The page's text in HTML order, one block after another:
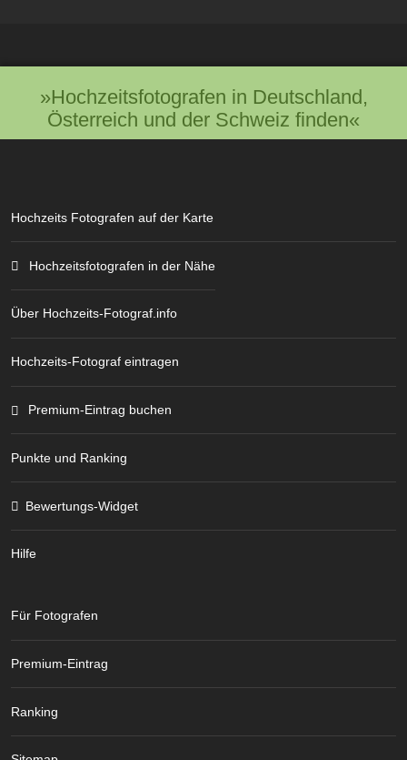
»Hochzeitsfotografen in Deutschland,
Österreich und der Schweiz finden«
Hochzeits Fotografen auf der Karte
Hochzeitsfotografen in der Nähe
Über Hochzeits-Fotograf.info
Hochzeits-Fotograf eintragen
Premium-Eintrag buchen
Punkte und Ranking
Bewertungs-Widget
Hilfe
Für Fotografen
Premium-Eintrag
Ranking